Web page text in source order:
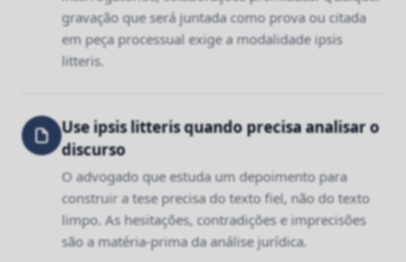
gravação que será juntada como prova ou citada
em peça processual exige a modalidade ipsis
litteris.
Use ipsis litteris quando precisa analisar o
discurso
O advogado que estuda um depoimento para
construir a tese precisa do texto fiel, não do texto
limpo. As hesitações, contradições e imprecisões
são a matéria-prima da análise jurídica.